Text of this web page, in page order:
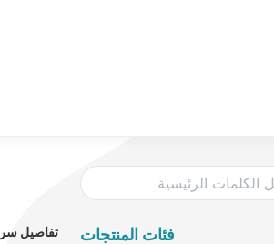
تفاصيل فئات المنتجات